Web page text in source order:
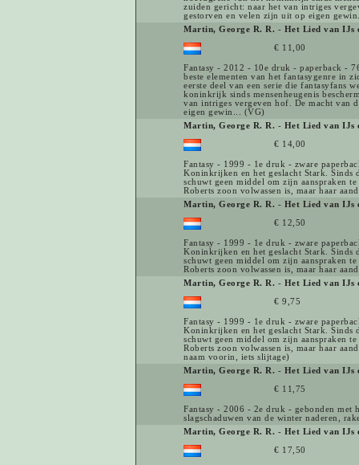
zuiden gericht: naar het van intriges
gestorven en velen zijn uit op eigen
Martin, George R. R. - Het Lied van IJs
€ 11,00
Fantasy - 2012 - 10e druk - paperback -
beste elementen van het fantasygenre in
eerste deel van een serie die fantasyfans
koninkrijk sinds mensenheugenis
van intriges vergeven hof. De macht van
eigen gewin... (VG)
Martin, George R. R. - Het Lied van IJs
€ 14,00
Fantasy - 1999 - 1e druk - zware
Koninkrijken en het geslacht Stark. Sinds
schuwt geen middel om zijn aanspraken
Roberts zoon volwassen is, maar haar
Martin, George R. R. - Het Lied van IJs
€ 12,50
Fantasy - 1999 - 1e druk - zware
Koninkrijken en het geslacht Stark. Sinds
schuwt geen middel om zijn aanspraken
Roberts zoon volwassen is, maar haar
Martin, George R. R. - Het Lied van IJs
€ 9,75
Fantasy - 1999 - 1e druk - zware
Koninkrijken en het geslacht Stark. Sinds
schuwt geen middel om zijn aanspraken
Roberts zoon volwassen is, maar haar
naam voorin, iets slijtage)
Martin, George R. R. - Het Lied van IJs
€ 11,75
Fantasy - 2006 - 2e druk - gebonden met
slagschaduwen van de winter naderen,
Martin, George R. R. - Het Lied van IJs
€ 17,50